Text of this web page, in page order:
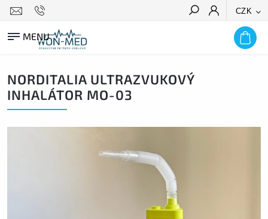
CZK
HLEDAT
NORDITALIA ULTRAZVUKOVÝ
INHALÁTOR MO-03